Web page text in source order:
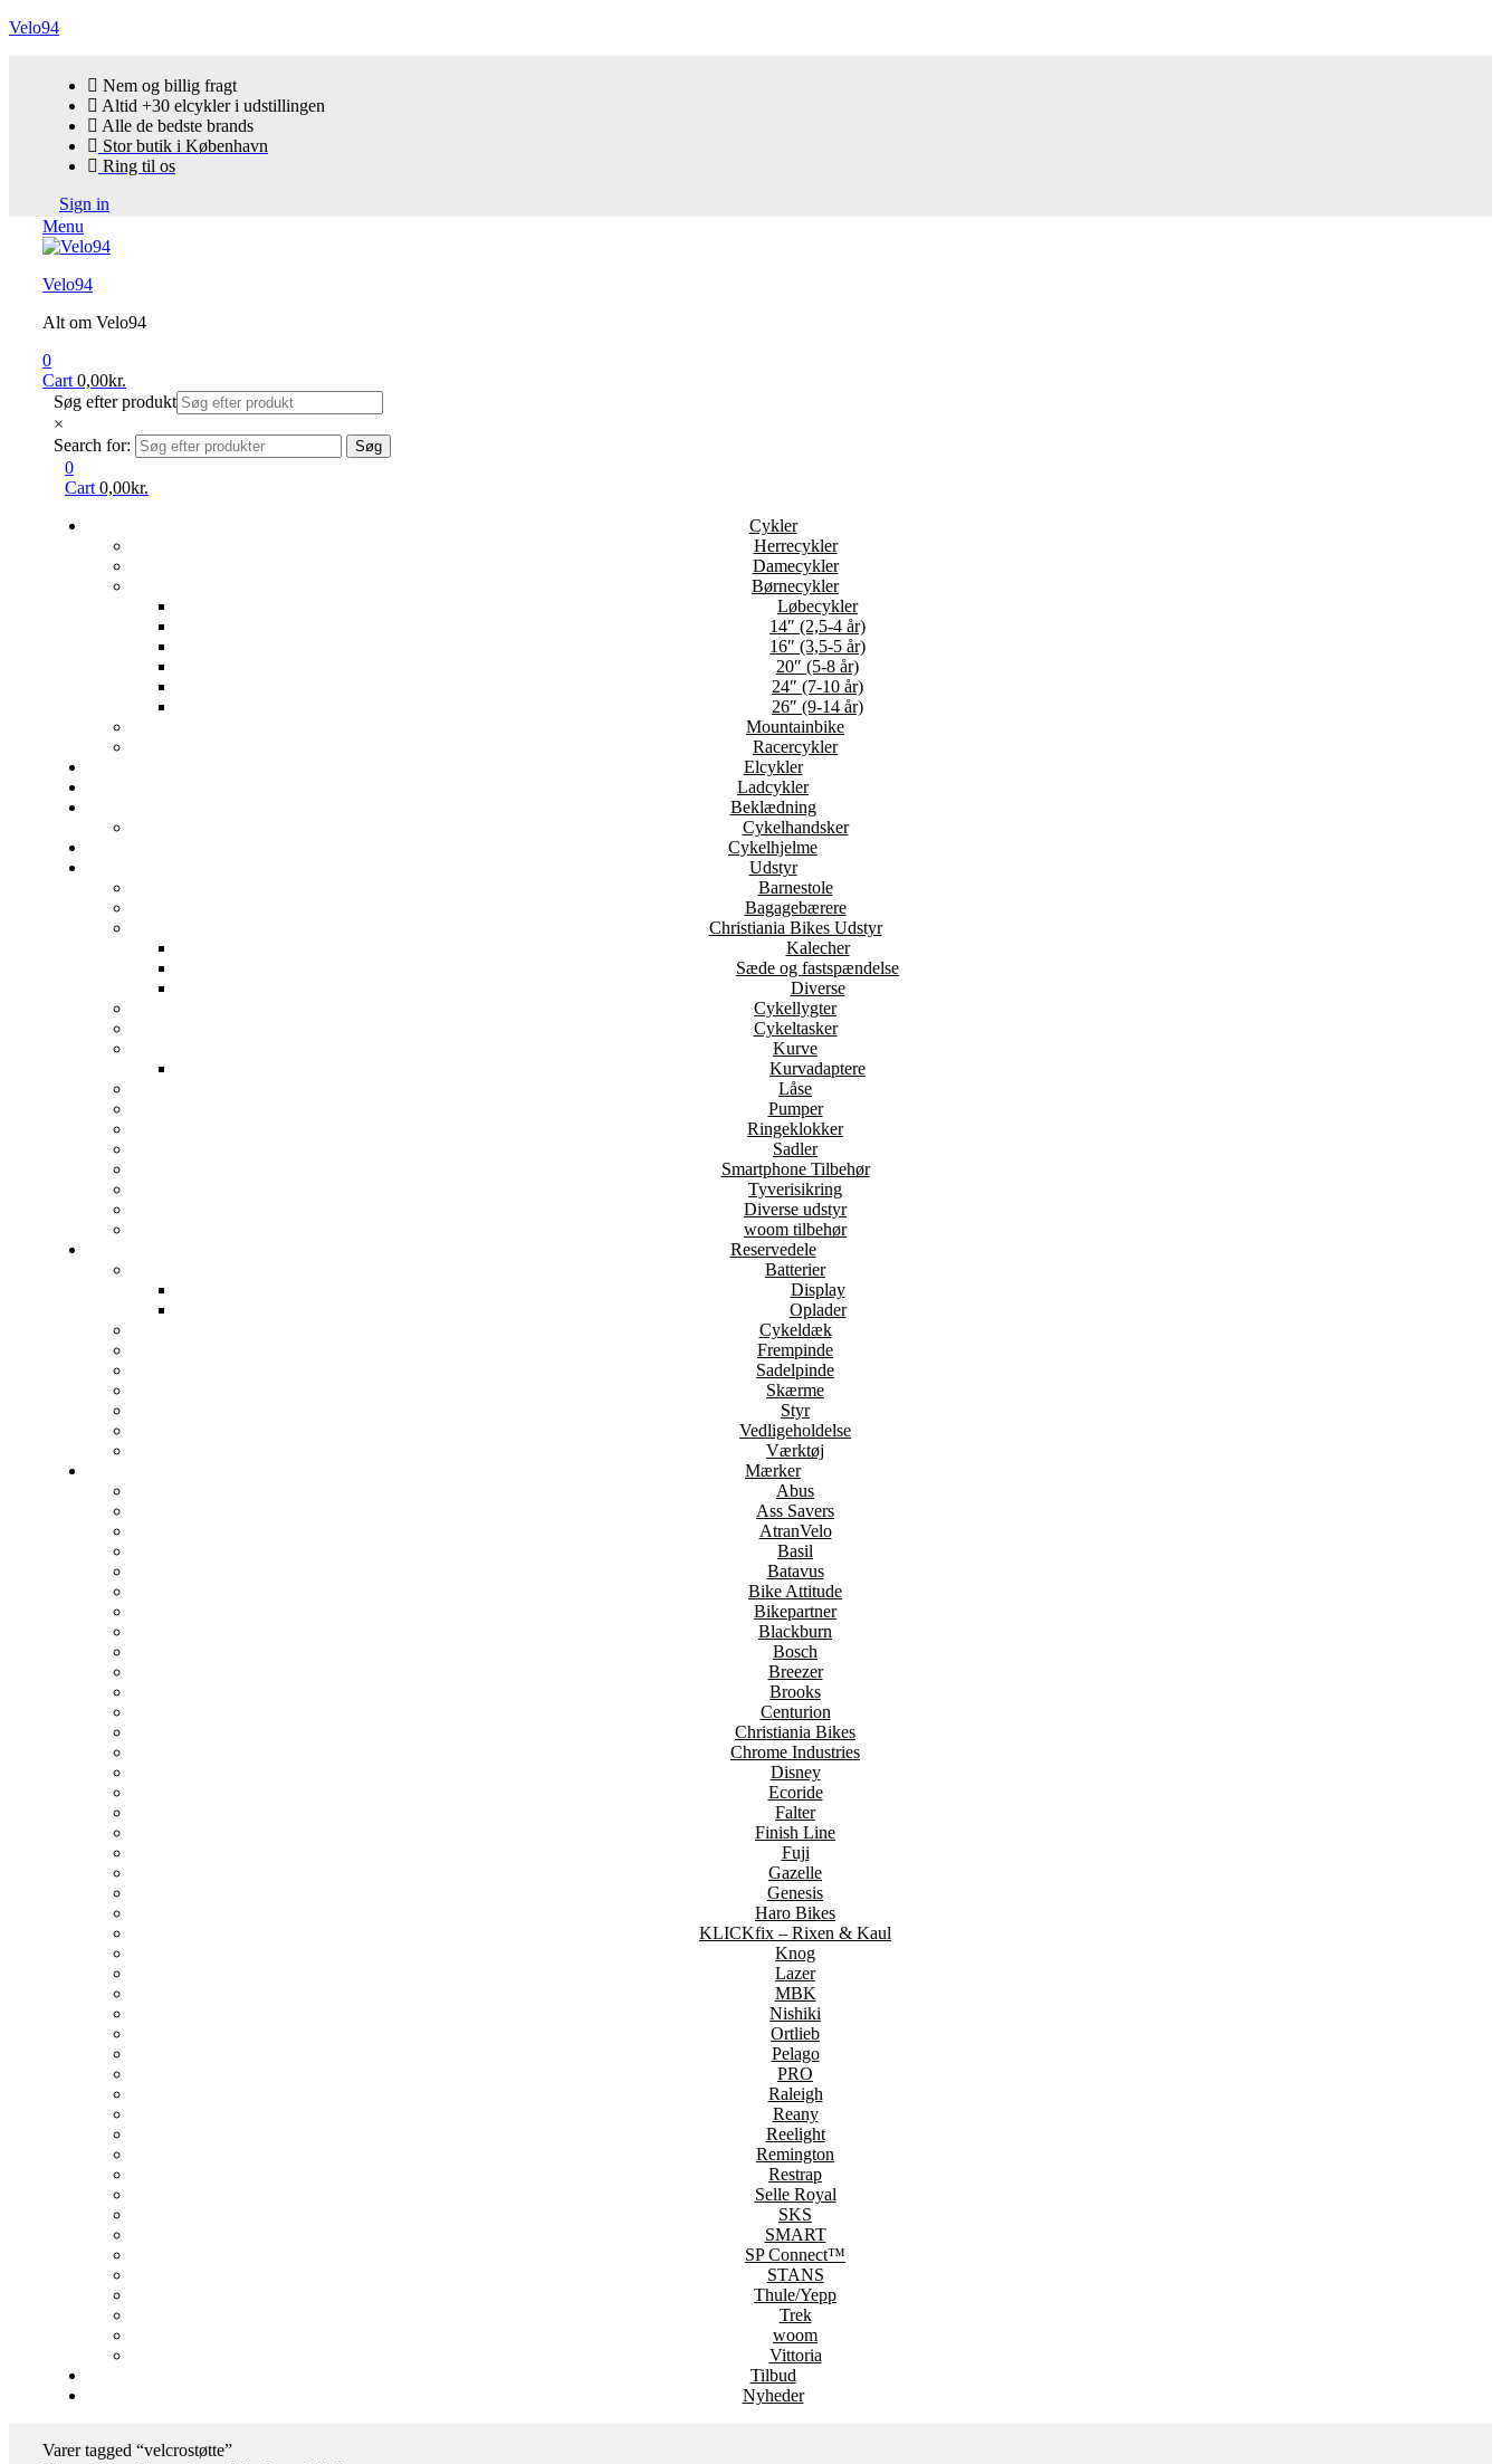
Velo94
Nem og billig fragt
Altid +30 elcykler i udstillingen
Alle de bedste brands
Stor butik i København
Ring til os
Sign in
Menu
Velo94
Alt om Velo94
0
Cart 0,00kr.
Søg efter produkt
×
Search for:
Søg
0
Cart 0,00kr.
Cykler
Herrecykler
Damecykler
Børnecykler
Løbecykler
14″ (2,5-4 år)
16″ (3,5-5 år)
20″ (5-8 år)
24″ (7-10 år)
26″ (9-14 år)
Mountainbike
Racercykler
Elcykler
Ladcykler
Beklædning
Cykelhandsker
Cykelhjelme
Udstyr
Barnestole
Bagagebærere
Christiania Bikes Udstyr
Kalecher
Sæde og fastspændelse
Diverse
Cykellygter
Cykeltasker
Kurve
Kurvadaptere
Låse
Pumper
Ringeklokker
Sadler
Smartphone Tilbehør
Tyverisikring
Diverse udstyr
woom tilbehør
Reservedele
Batterier
Display
Oplader
Cykeldæk
Frempinde
Sadelpinde
Skærme
Styr
Vedligeholdelse
Værktøj
Mærker
Abus
Ass Savers
AtranVelo
Basil
Batavus
Bike Attitude
Bikepartner
Blackburn
Bosch
Breezer
Brooks
Centurion
Christiania Bikes
Chrome Industries
Disney
Ecoride
Falter
Finish Line
Fuji
Gazelle
Genesis
Haro Bikes
KLICKfix – Rixen & Kaul
Knog
Lazer
MBK
Nishiki
Ortlieb
Pelago
PRO
Raleigh
Reany
Reelight
Remington
Restrap
Selle Royal
SKS
SMART
SP Connect™
STANS
Thule/Yepp
Trek
woom
Vittoria
Tilbud
Nyheder
Varer tagged “velcrostøtte”